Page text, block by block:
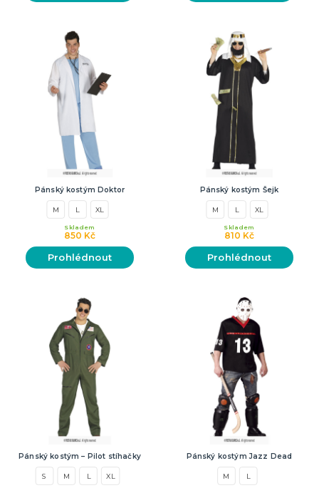
Pánský kostým Doktor
M L XL
850 Kč
Skladem
Prohlédnout
Pánský kostým Šejk
M L XL
810 Kč
Skladem
Prohlédnout
Pánský kostým – Pilot stíhačky
S M L XL
Pánský kostým Jazz Dead
M L